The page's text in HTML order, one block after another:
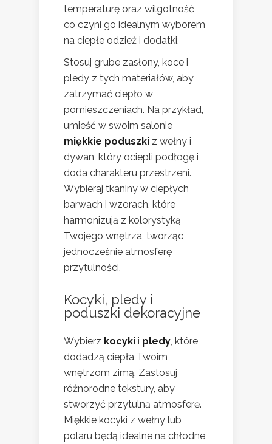
temperaturę oraz wilgotność,
co czyni go idealnym wyborem
na ciepłe odzież i dodatki.
Stosuj grube zasłony, koce i
pledy z tych materiałów, aby
zatrzymać ciepło w
pomieszczeniach. Na przykład,
umieść w swoim salonie
miękkie poduszki z wełny i
dywan, który ociepli podłogę i
doda charakteru przestrzeni.
Wybieraj tkaniny w ciepłych
barwach i wzorach, które
harmonizują z kolorystyką
Twojego wnętrza, tworząc
jednocześnie atmosferę
przytulności.
Kocyki, pledy i
poduszki dekoracyjne
Wybierz kocyki i pledy, które
dodadzą ciepła Twoim
wnętrzom zimą. Zastosuj
różnorodne tekstury, aby
stworzyć przytulną atmosferę.
Miękkie kocyki z wełny lub
polaru będą idealne na chłodne